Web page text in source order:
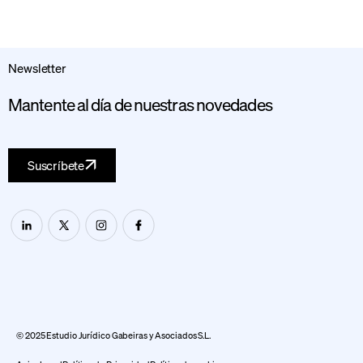
Newsletter
Mantente al día de nuestras novedades
Suscríbete
© 2025 Estudio Jurídico Gabeiras y Asociados S.L.